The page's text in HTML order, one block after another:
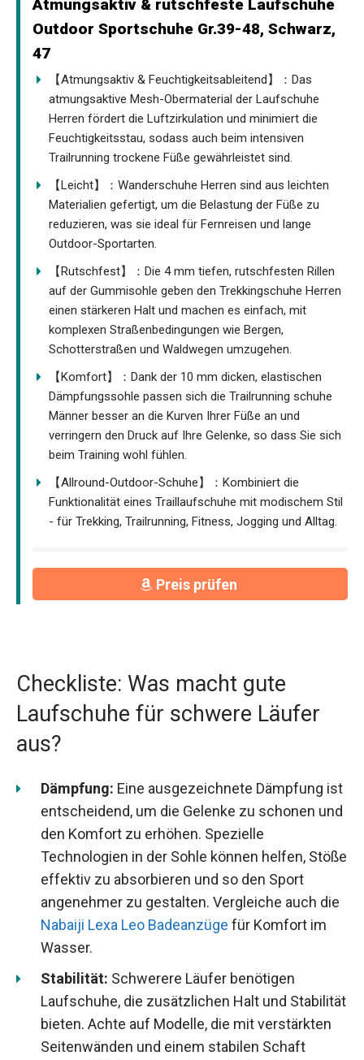
Atmungsaktiv & rutschfeste Laufschuhe
Outdoor Sportschuhe Gr.39-48, Schwarz,
47
【Atmungsaktiv & Feuchtigkeitsableitend】：Das
atmungsaktive Mesh-Obermaterial der Laufschuhe
Herren fördert die Luftzirkulation und minimiert die
Feuchtigkeitsstau, sodass auch beim intensiven
Trailrunning trockene Füße gewährleistet sind.
【Leicht】：Wanderschuhe Herren sind aus leichten
Materialien gefertigt, um die Belastung der Füße zu
reduzieren, was sie ideal für Fernreisen und lange
Outdoor-Sportarten.
【Rutschfest】：Die 4 mm tiefen, rutschfesten Rillen
auf der Gummisohle geben den Trekkingschuhe Herren
einen stärkeren Halt und machen es einfach, mit
komplexen Straßenbedingungen wie Bergen,
Schotterstraßen und Waldwegen umzugehen.
【Komfort】：Dank der 10 mm dicken, elastischen
Dämpfungssohle passen sich die Trailrunning schuhe
Männer besser an die Kurven Ihrer Füße an und
verringern den Druck auf Ihre Gelenke, so dass Sie sich
beim Training wohl fühlen.
【Allround-Outdoor-Schuhe】：Kombiniert die
Funktionalität eines Traillaufschuhe mit modischem Stil
- für Trekking, Trailrunning, Fitness, Jogging und Alltag.
Preis prüfen
Checkliste: Was macht gute
Laufschuhe für schwere Läufer
aus?
Dämpfung: Eine ausgezeichnete Dämpfung ist
entscheidend, um die Gelenke zu schonen und
den Komfort zu erhöhen. Spezielle
Technologien in der Sohle können helfen, Stöße
effektiv zu absorbieren und so den Sport
angenehmer zu gestalten. Vergleiche auch die
Nabaiji Lexa Leo Badeanzüge für Komfort im
Wasser.
Stabilität: Schwerere Läufer benötigen
Laufschuhe, die zusätzlichen Halt und Stabilität
bieten. Achte auf Modelle, die mit verstärkten
Seitenwänden und einem stabilen Schaft